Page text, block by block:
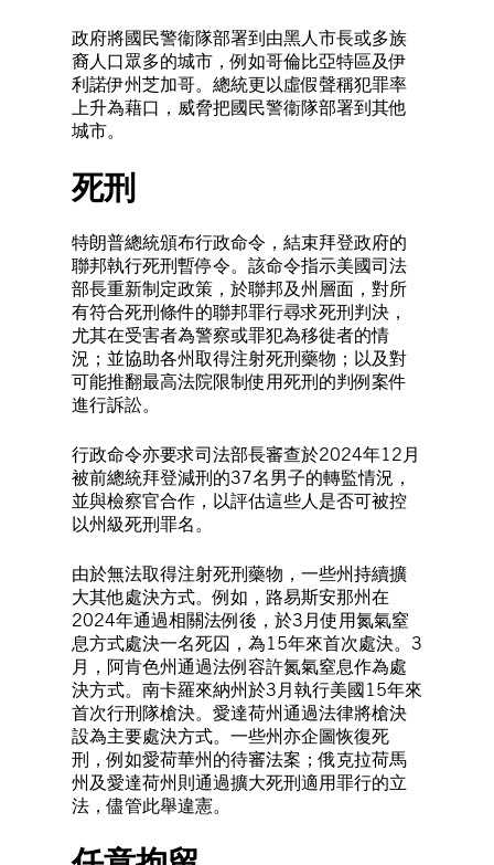
政府將國民警衞隊部署到由黑人市長或多族
裔人口眾多的城市，例如哥倫比亞特區及伊
利諾伊州芝加哥。總統更以虛假聲稱犯罪率
上升為藉口，威脅把國民警衞隊部署到其他
城市。
死刑
特朗普總統頒布行政命令，結束拜登政府的
聯邦執行死刑暫停令。該命令指示美國司法
部長重新制定政策，於聯邦及州層面，對所
有符合死刑條件的聯邦罪行尋求死刑判決，
尤其在受害者為警察或罪犯為移徙者的情
況；並協助各州取得注射死刑藥物；以及對
可能推翻最高法院限制使用死刑的判例案件
進行訴訟。
行政命令亦要求司法部長審查於2024年12月
被前總統拜登減刑的37名男子的轉監情況，
並與檢察官合作，以評估這些人是否可被控
以州級死刑罪名。
由於無法取得注射死刑藥物，一些州持續擴
大其他處決方式。例如，路易斯安那州在
2024年通過相關法例後，於3月使用氮氣窒
息方式處決一名死囚，為15年來首次處決。3
月，阿肯色州通過法例容許氮氣窒息作為處
決方式。南卡羅來納州於3月執行美國15年來
首次行刑隊槍決。愛達荷州通過法律將槍決
設為主要處決方式。一些州亦企圖恢復死
刑，例如愛荷華州的待審法案；俄克拉荷馬
州及愛達荷州則通過擴大死刑適用罪行的立
法，儘管此舉違憲。